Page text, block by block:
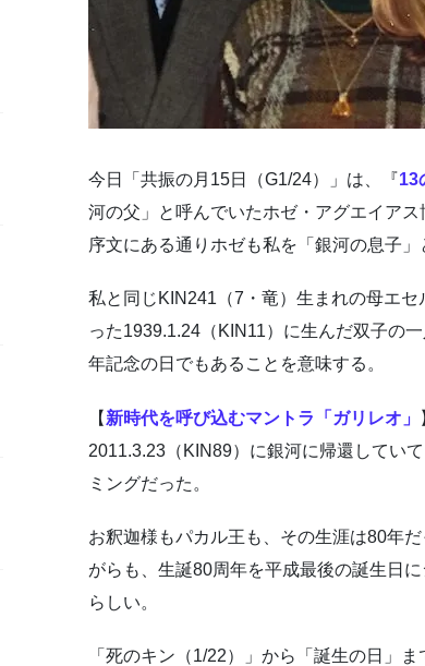
今日「共振の月15日（G1/24）」は、『13
河の父」と呼んでいたホゼ・アグエイア
序文にある通りホゼも私を「銀河の息子」
私と同じKIN241（7・竜）生まれの母エ
った1939.1.24（KIN11）に生んだ双子の
年記念の日でもあることを意味する。
【 新時代を呼び込むマントラ「ガリレオ」
2011.3.23（KIN89）に銀河に帰還してい
ミングだった。
お釈迦様もパカル王も、その生涯は80年
がらも、生誕80周年を平成最後の誕生日
らしい。
「死のキン（1/22）」から「誕生の日」